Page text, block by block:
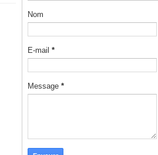
Nom
E-mail *
Message *